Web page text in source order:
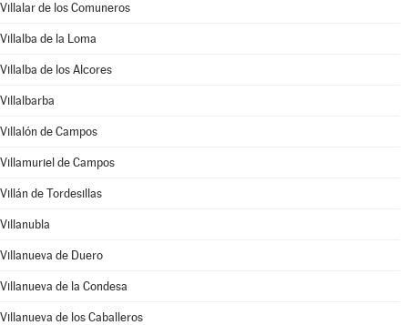
Villalar de los Comuneros
Villalba de la Loma
Villalba de los Alcores
Villalbarba
Villalón de Campos
Villamuriel de Campos
Villán de Tordesillas
Villanubla
Villanueva de Duero
Villanueva de la Condesa
Villanueva de los Caballeros